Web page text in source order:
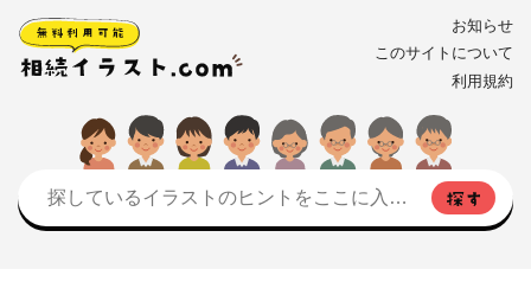
お知らせ
このサイトについて
利用規約